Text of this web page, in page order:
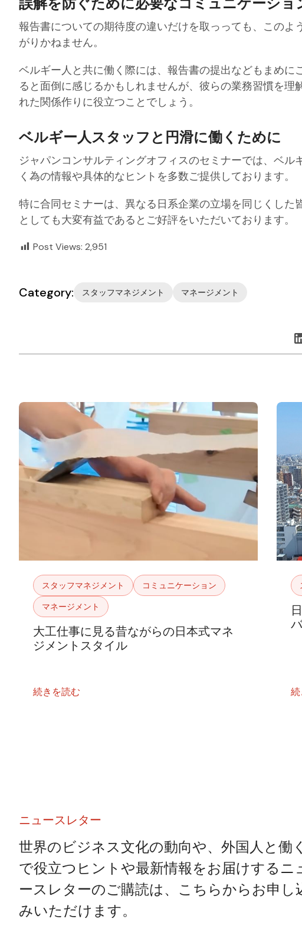
報告書についての期待度の違いだけを取っっても、この
がりかねません。
ベルギー人と共に働く際には、報告書の提出などもまめ
ると面倒に感じるかもしれませんが、彼らの業務習慣を
れた関係作りに役立つことでしょう。
ベルギー人スタッフと円滑に働くために
ジャパンコンサルティングオフィスのセミナーでは、ベ
く為の情報や具体的なヒントを多数ご提供しております。
特に合同セミナーは、異なる日系企業の立場を同じくし
としても大変有益であるとご好評をいただいております。
Post Views: 2,951
Category: スタッフマネジメント マネージメント
スタッフマネジメント
コミュニケーション
マネージメント
大工仕事に見る昔ながらの日本式マネ
ジメントスタイル
続きを読む
ニュースレター
世界のビジネス文化の動向や、外国人と働
で役立つヒントや最新情報をお届けするニ
ースレターのご購読は、こちらからお申し
みいただけます。